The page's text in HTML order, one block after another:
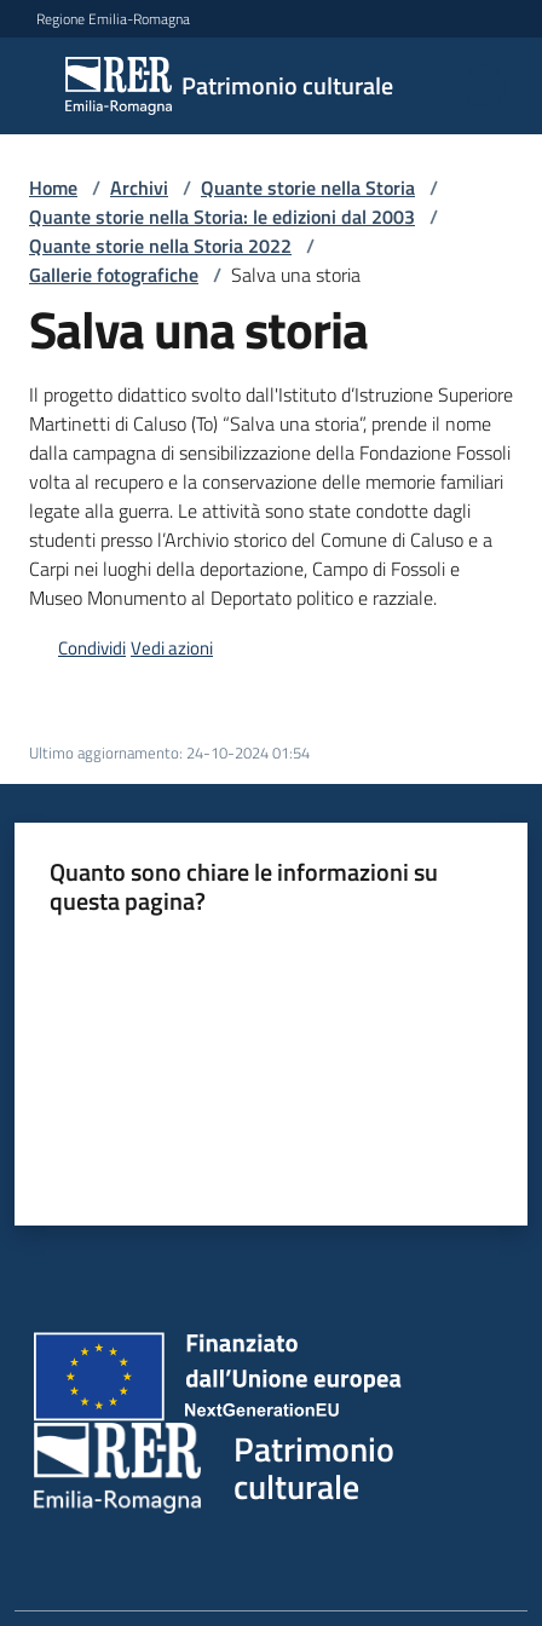
Vai al contenuto
Vai alla navigazione
Vai al footer
Regione Emilia-Romagna
Patrimonio culturale
Patrimonio
culturale
Argomenti
Novità
Servizi
Leggi
Atti
Bandi
Piani
Progetti
Guglielmi
Home / Archivi / Quante storie nella Storia /
Quante storie nella Storia: le edizioni dal 2003 /
Quante storie nella Storia 2022 /
Gallerie fotografiche / Salva una storia
Salva una storia
Il progetto didattico svolto dall'Istituto d’Istruzione Superiore
Martinetti di Caluso (To) “Salva una storia”, prende il nome
dalla campagna di sensibilizzazione della Fondazione Fossoli
volta al recupero e la conservazione delle memorie familiari
legate alla guerra. Le attività sono state condotte dagli
studenti presso l’Archivio storico del Comune di Caluso e a
Carpi nei luoghi della deportazione, Campo di Fossoli e
Museo Monumento al Deportato politico e razziale.
CondividiVedi azioni
Ultimo aggiornamento: 24-10-2024 01:54
Quanto sono chiare le informazioni su
questa pagina?
Patrimonio
culturale